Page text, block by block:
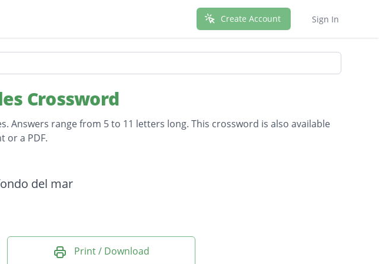
Create Account Sign In
Crossword
Answers range from 5 to 11 letters long. This crossword is also available
or a PDF.
del mar
Print / Download